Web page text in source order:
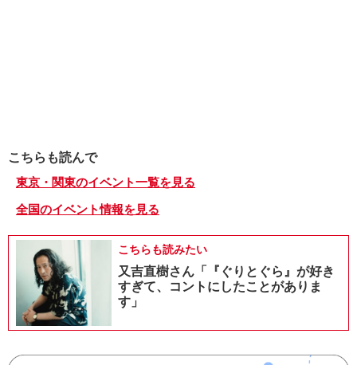
こちらも読んで
東京・関東のイベント一覧を見る
全国のイベント情報を見る
こちらも読みたい
又吉直樹さん「『ぐりとぐら』が好き
すぎて、コントにしたことがありま
す」